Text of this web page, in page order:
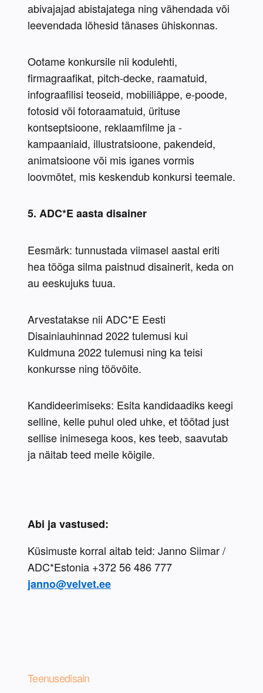
abivajajad abistajatega ning vähendada või
leevendada lõhesid tänases ühiskonnas.
Ootame konkursile nii kodulehti,
firmagraafikat, pitch-decke, raamatuid,
infograafilisi teoseid, mobiiliäppe, e-poode,
fotosid või fotoraamatuid, ürituse
kontseptsioone, reklaamfilme ja -
kampaaniaid, illustratsioone, pakendeid,
animatsioone või mis iganes vormis
loovmõtet, mis keskendub konkursi teemale.
5. ADC*E aasta disainer
Eesmärk: tunnustada viimasel aastal eriti
hea tööga silma paistnud disainerit, keda on
au eeskujuks tuua.
Arvestatakse nii ADC*E Eesti
Disainiauhinnad 2022 tulemusi kui
Kuldmuna 2022 tulemusi ning ka teisi
konkursse ning töövõite.
Kandideerimiseks: Esita kandidaadiks keegi
selline, kelle puhul oled uhke, et töötad just
sellise inimesega koos, kes teeb, saavutab
ja näitab teed meile kõigile.
Abi ja vastused:
Küsimuste korral aitab teid: Janno Siimar /
janno@velvet.ee
Teenusedisain